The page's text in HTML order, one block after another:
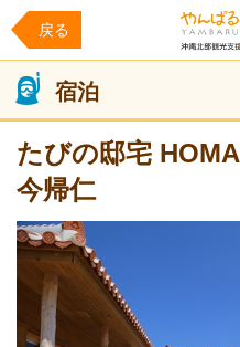
戻る
宿泊
たびの邸宅
今帰仁